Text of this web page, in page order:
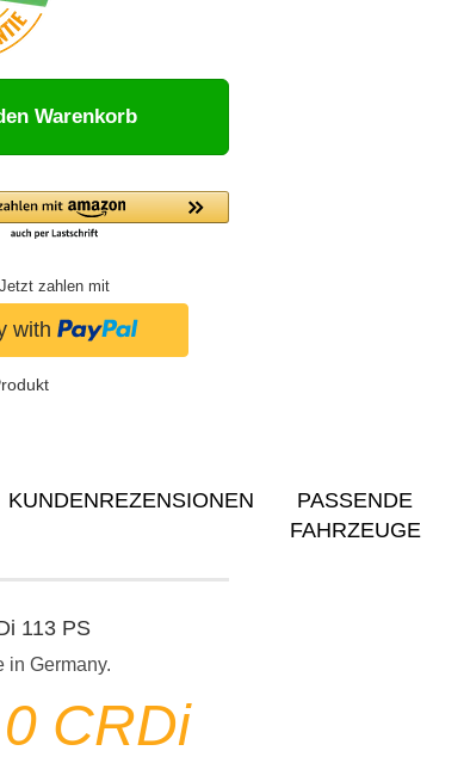
Warenkorb
Jetzt zahlen mit
KUNDENREZENSIONEN
PASSENDE
FAHRZEUGE
113 PS
in Germany.
CRDi